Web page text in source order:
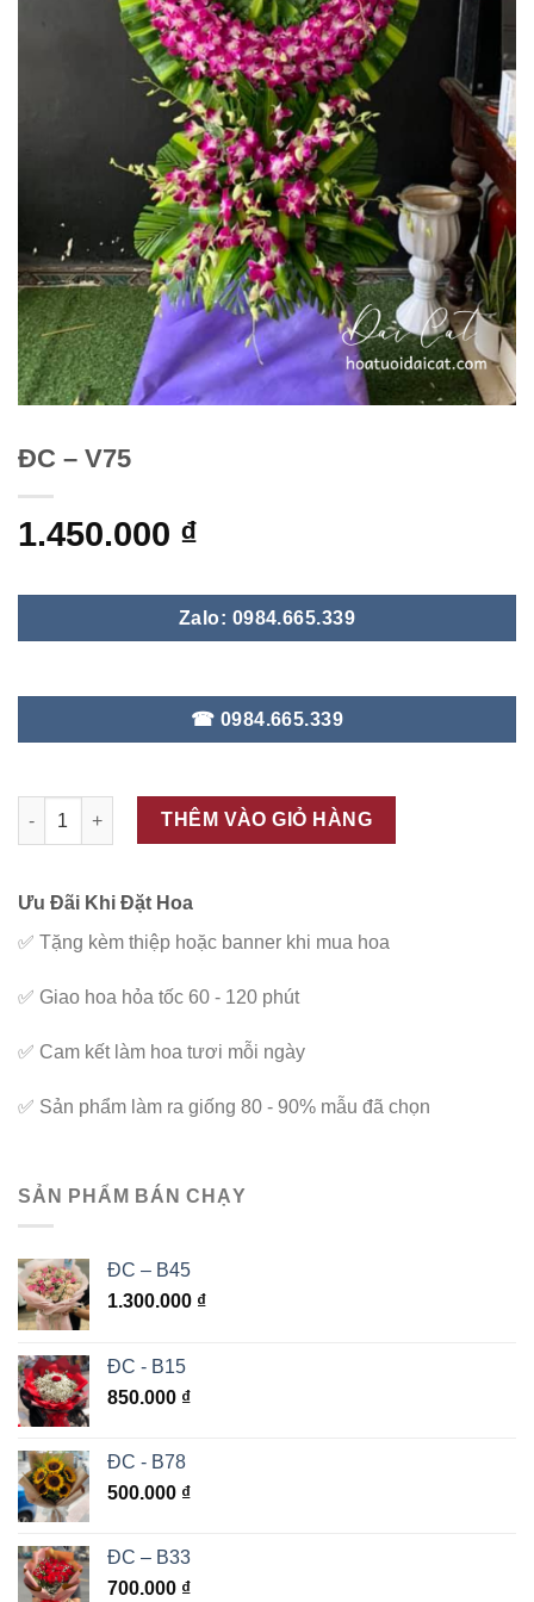
ĐC – V75
1.450.000 ₫
Zalo: 0984.665.339
☎ 0984.665.339
ĐC - V75 số lượng
THÊM VÀO GIỎ HÀNG
Ưu Đãi Khi Đặt Hoa
✅ Tặng kèm thiệp hoặc banner khi mua hoa
✅ Giao hoa hỏa tốc 60 - 120 phút
✅ Cam kết làm hoa tươi mỗi ngày
✅ Sản phẩm làm ra giống 80 - 90% mẫu đã chọn
SẢN PHẨM BÁN CHẠY
ĐC – B45
1.300.000 ₫
ĐC - B15
850.000 ₫
ĐC - B78
500.000 ₫
ĐC – B33
700.000 ₫